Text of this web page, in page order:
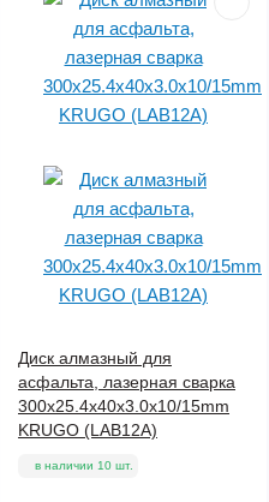
Диск алмазный для
асфальта, лазерная сварка
300x25.4x40x3.0x10/15mm
KRUGO (LAB12A)
в наличии 10 шт.